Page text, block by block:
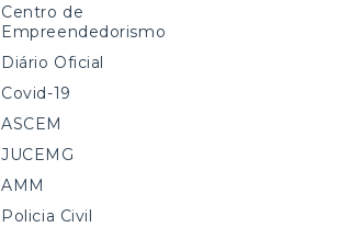
Centro de
Empreendedorismo
Diário Oficial
Covid-19
ASCEM
JUCEMG
AMM
Policia Civil